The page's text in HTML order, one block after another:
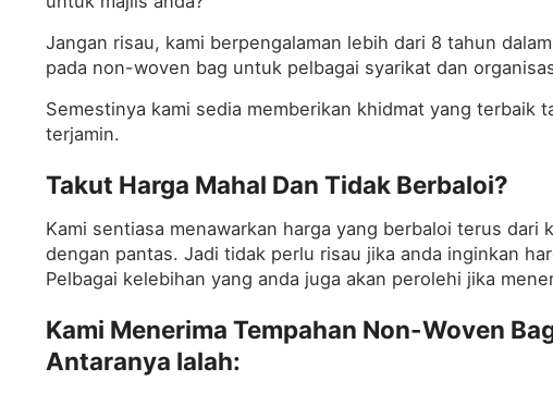
Jangan risau, kami berpengalaman lebih dari 8 tahun
pada non-woven bag untuk pelbagai syarikat dan
Semestinya kami sedia memberikan khidmat yang terbaik
terjamin.
Takut Harga Mahal Dan Tidak Berbaloi?
Kami sentiasa menawarkan harga yang berbaloi terus dari
dengan pantas. Jadi tidak perlu risau jika anda inginkan
Pelbagai kelebihan yang anda juga akan perolehi jika
Kami Menerima Tempahan Non-Woven
Antaranya Ialah: